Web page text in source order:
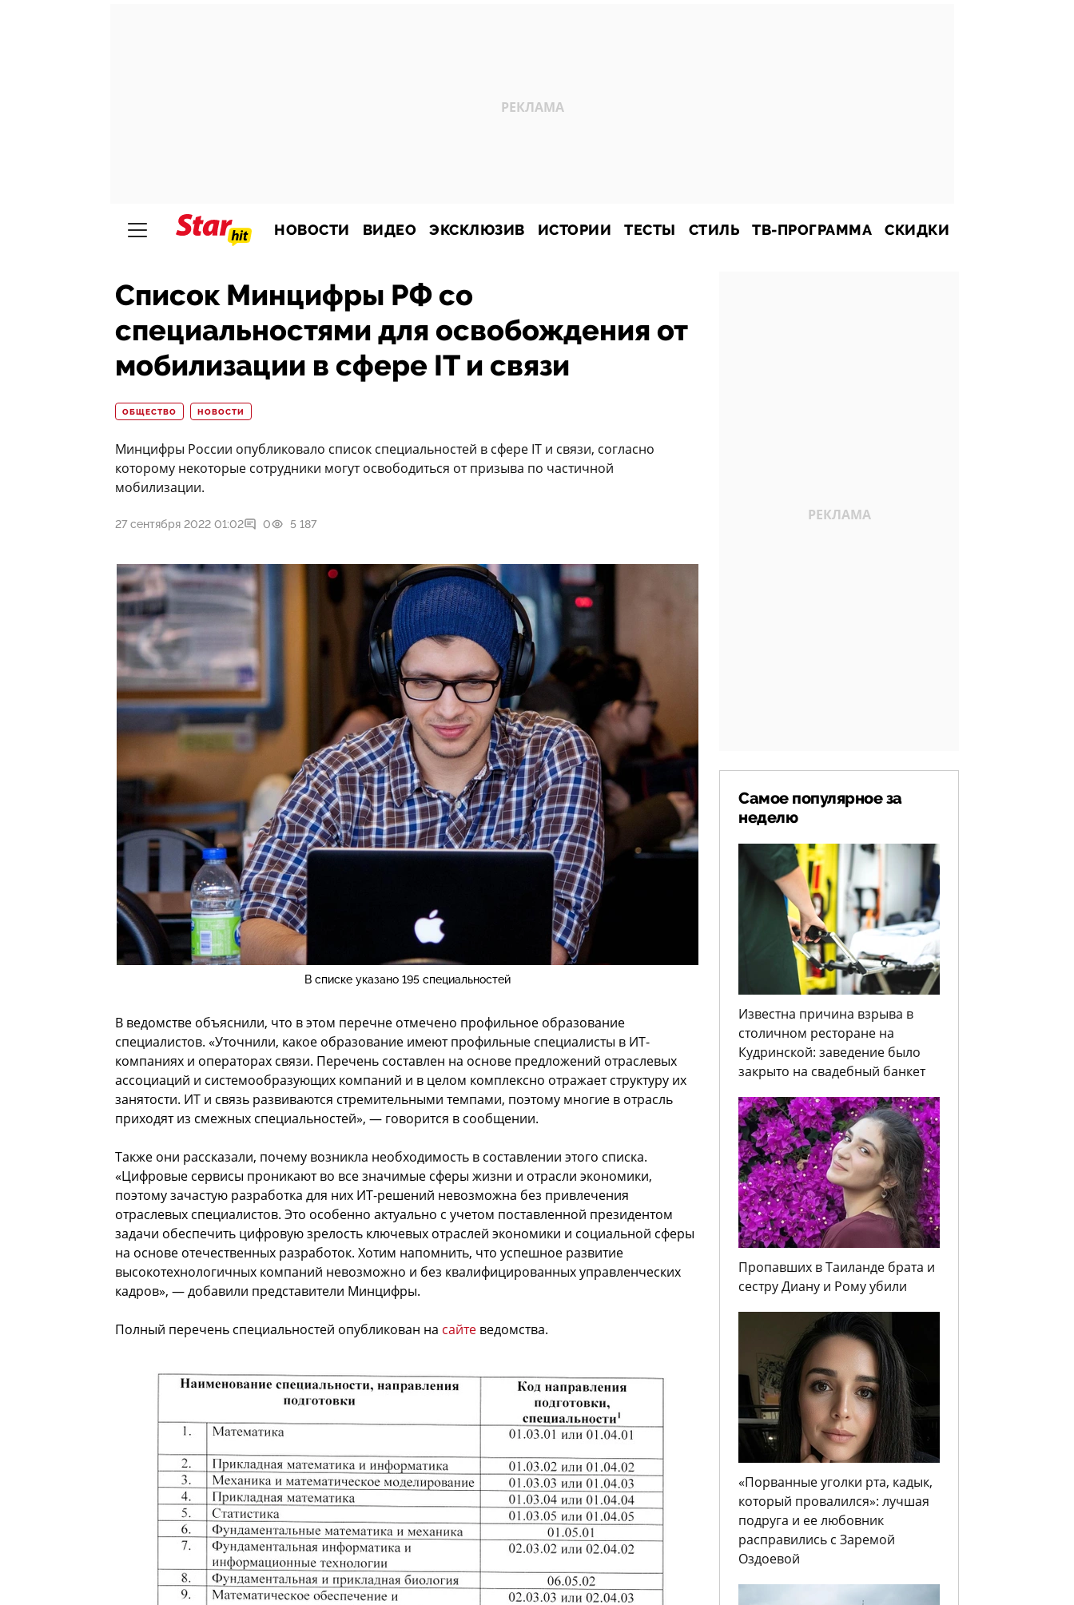
НОВОСТИ ВИДЕО ЭКСКЛЮЗИВ ИСТОРИИ ТЕСТЫ СТИЛЬ ТВ-ПРОГРАММА СКИДКИ
Список Минцифры РФ со
специальностями для освобождения от
мобилизации в сфере IT и связи
ОБЩЕСТВО НОВОСТИ
Минцифры России опубликовало список специальностей в сфере IT и связи, согласно
которому некоторые сотрудники могут освободиться от призыва по частичной
мобилизации.
27 сентября 2022 01:02 0 5 187
В списке указано 195 специальностей
В ведомстве объяснили, что в этом перечне отмечено профильное образование
специалистов. «Уточнили, какое образование имеют профильные специалисты в ИТ-
компаниях и операторах связи. Перечень составлен на основе предложений отраслевых
ассоциаций и системообразующих компаний и в целом комплексно отражает структуру их
занятости. ИТ и связь развиваются стремительными темпами, поэтому многие в отрасль
приходят из смежных специальностей», — говорится в сообщении.
Также они рассказали, почему возникла необходимость в составлении этого списка.
«Цифровые сервисы проникают во все значимые сферы жизни и отрасли экономики,
поэтому зачастую разработка для них ИТ-решений невозможна без привлечения
отраслевых специалистов. Это особенно актуально с учетом поставленной президентом
задачи обеспечить цифровую зрелость ключевых отраслей экономики и социальной сферы
на основе отечественных разработок. Хотим напомнить, что успешное развитие
высокотехнологичных компаний невозможно и без квалифицированных управленческих
кадров», — добавили представители Минцифры.
Полный перечень специальностей опубликован на сайте ведомства.
Самое популярное за
неделю
Известна причина взрыва в
столичном ресторане на
Кудринской: заведение было
закрыто на свадебный банкет
Пропавших в Таиланде брата и
сестру Диану и Рому убили
«Порванные уголки рта, кадык,
который провалился»: лучшая
подруга и ее любовник
расправились с Заремой
Оздоевой